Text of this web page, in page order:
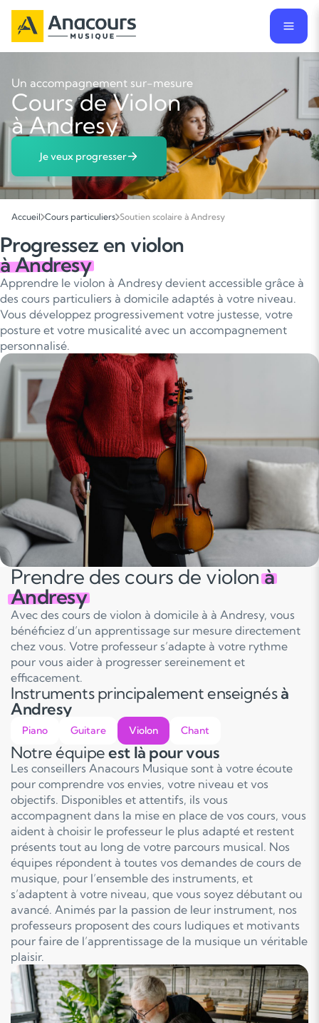
Un accompagnement sur-mesure
Cours de Violon
à Andresy
Je veux progresser
Accueil Cours particuliers Soutien scolaire à Andresy
Progressez en violon
à Andresy
Apprendre le violon à Andresy devient accessible grâce à
des cours particuliers à domicile adaptés à votre niveau.
Vous développez progressivement votre justesse, votre
posture et votre musicalité avec un accompagnement
personnalisé.
Prendre des cours de violonà
Andresy
Avec des cours de violon à domicile à à Andresy, vous
bénéficiez d’un apprentissage sur mesure directement
chez vous. Votre professeur s’adapte à votre rythme
pour vous aider à progresser sereinement et
efficacement.
Instruments principalement enseignésà
Andresy
Piano Guitare Violon Chant
Notre équipeest là pour vous
Les conseillers Anacours Musique sont à votre écoute
pour comprendre vos envies, votre niveau et vos
objectifs. Disponibles et attentifs, ils vous
accompagnent dans la mise en place de vos cours, vous
aident à choisir le professeur le plus adapté et restent
présents tout au long de votre parcours musical. Nos
équipes répondent à toutes vos demandes de cours de
musique, pour l’ensemble des instruments, et
s’adaptent à votre niveau, que vous soyez débutant ou
avancé. Animés par la passion de leur instrument, nos
professeurs proposent des cours ludiques et motivants
pour faire de l’apprentissage de la musique un véritable
plaisir.